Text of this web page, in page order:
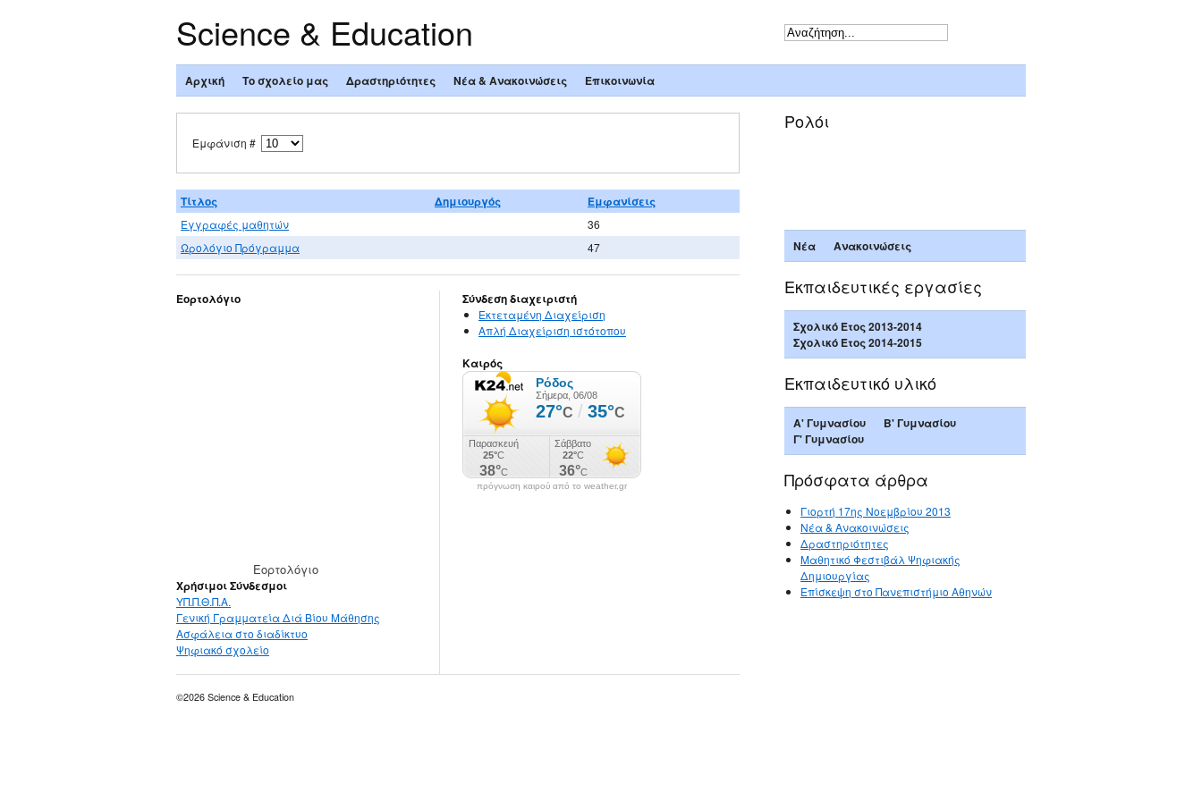
Science & Education
Αρχική Το σχολείο μας Δραστηριότητες Νέα & Ανακοινώσεις Επικοινωνία
Εμφάνιση #
Τίτλος Δημιουργός Εμφανίσεις
Εγγραφές μαθητών
36
Ωρολόγιο Πρόγραμμα
47
Εορτολόγιο
Εορτολόγιο
Χρήσιμοι Σύνδεσμοι
ΥΠ.Π.Θ.Π.Α.
Γενική Γραμματεία Διά Βίου Μάθησης
Ασφάλεια στο διαδίκτυο
Ψηφιακό σχολείο
Σύνδεση διαχειριστή
Εκτεταμένη Διαχείριση
Απλή Διαχείριση ιστότοπου
Καιρός
πρόγνωση καιρού από το weather.gr
Ρολόι
Νέα Ανακοινώσεις
Εκπαιδευτικές εργασίες
Σχολικό Έτος 2013-2014
Σχολικό Έτος 2014-2015
Εκπαιδευτικό υλικό
Α' Γυμνασίου
B' Γυμνασίου
Γ' Γυμνασίου
Πρόσφατα άρθρα
Γιορτή 17ης Νοεμβρίου 2013
Νέα & Ανακοινώσεις
Δραστηριότητες
Μαθητικό Φεστιβάλ Ψηφιακής
Δημιουργίας
Επίσκεψη στο Πανεπιστήμιο Αθηνών
©2026 Science & Education